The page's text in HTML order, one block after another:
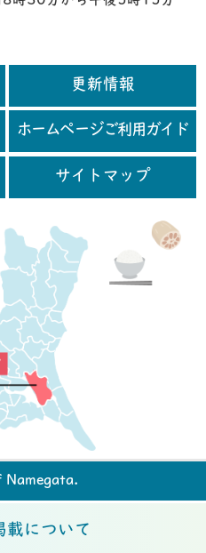
更新情報
ホームページご利用ガイド
サイトマップ
載について